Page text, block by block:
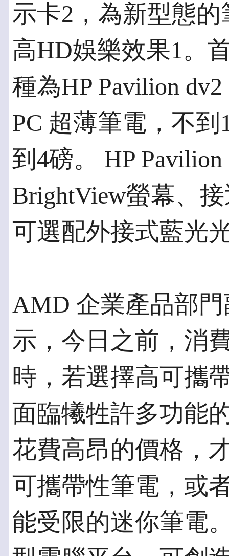
示卡2，為新型態
高HD娛樂效果1。
種為HP Pavilion dv2
PC 超薄筆電，不
到4磅。 HP
BrightView螢幕、
可選配外接式藍光
AMD 企業產品部門
示，今日之前，消
時，若選擇高可攜
面臨犧牲許多功能
花費高昂的價格，
可攜帶性筆電，或
能受限的迷你筆電